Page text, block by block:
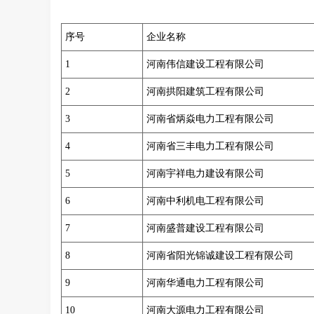
序号 企业名称
1 河南伟信建设工程有限公司
2 河南拱阳建筑工程有限公司
3 河南省炳焱电力工程有限公司
4 河南省三丰电力工程有限公司
5 河南宇祥电力建设有限公司
6 河南中利机电工程有限公司
7 河南盛普建设工程有限公司
8 河南省阳光锦诚建设工程有限公司
9 河南华通电力工程有限公司
10 河南大源电力工程有限公司